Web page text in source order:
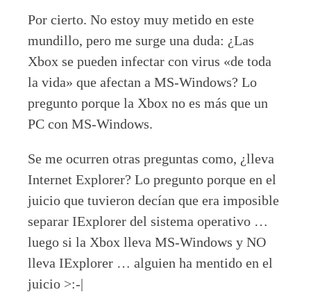
Por cierto. No estoy muy metido en este
mundillo, pero me surge una duda: ¿Las
Xbox se pueden infectar con virus «de toda
la vida» que afectan a MS-Windows? Lo
pregunto porque la Xbox no es más que un
PC con MS-Windows.
Se me ocurren otras preguntas como, ¿lleva
Internet Explorer? Lo pregunto porque en el
juicio que tuvieron decían que era imposible
separar IExplorer del sistema operativo …
luego si la Xbox lleva MS-Windows y NO
lleva IExplorer … alguien ha mentido en el
juicio >:-|